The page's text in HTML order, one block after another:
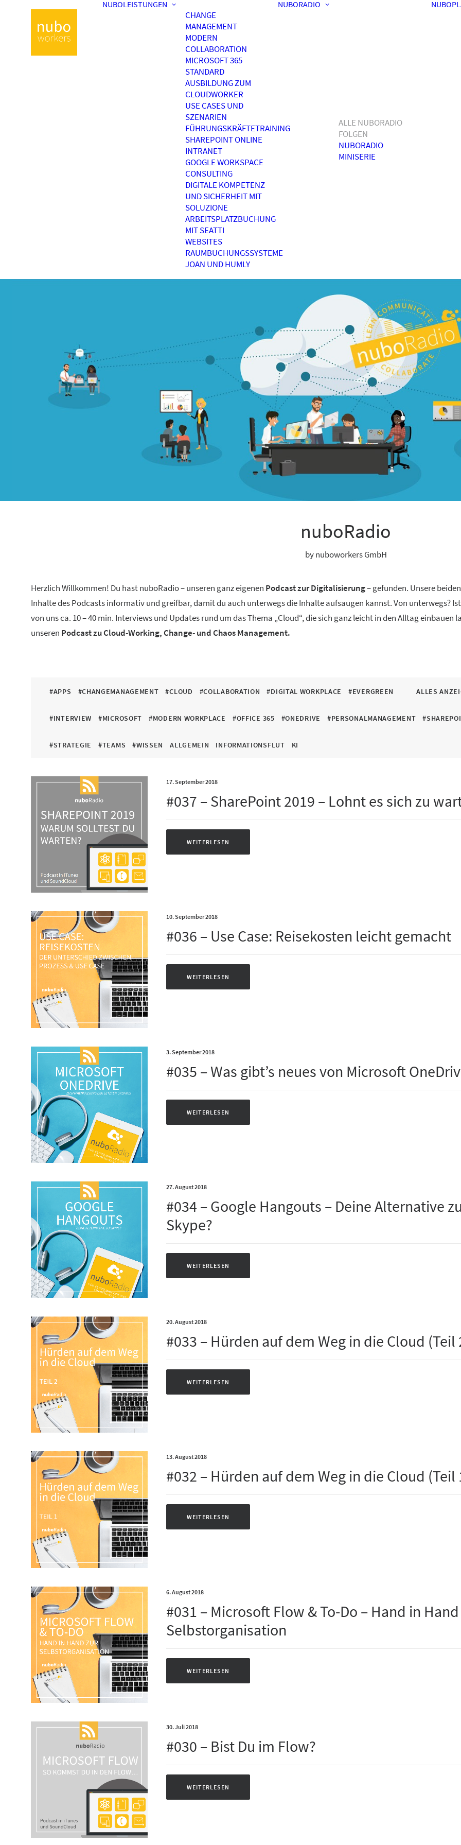
NUBOLEISTUNGEN
CHANGE
MANAGEMENT
MODERN
COLLABORATION
MICROSOFT 365
STANDARD
AUSBILDUNG ZUM
CLOUDWORKER
USE CASES UND
SZENARIEN
FÜHRUNGSKRÄFTETRAINING
SHAREPOINT ONLINE
INTRANET
GOOGLE WORKSPACE
CONSULTING
DIGITALE KOMPETENZ
UND SICHERHEIT MIT
SOLUZIONE
ARBEITSPLATZBUCHUNG
MIT SEATTI
WEBSITES
RAUMBUCHUNGSSYSTEME
JOAN UND HUMLY
NUBORADIO
ALLE NUBORADIO
FOLGEN
NUBORADIO
MINISERIE
nuboRadio
by nuboworkers GmbH
Herzlich Willkommen! Du hast nuboRadio – unseren ganz eigenen Podcast zur Digitalisierung– gefunden. Unsere
Inhalte des Podcasts informativ und greifbar, damit du auch unterwegs die Inhalte aufsaugen kannst. Von unterwegs?
von uns ca. 10 – 40 min. Interviews und Updates rund um das Thema „Cloud“, die sich ganz leicht in den Alltag einbauen
unseren Podcast zu Cloud-Working, Change- und Chaos Management.
ALLES
#APPS #CHANGEMANAGEMENT #CLOUD #COLLABORATION #DIGITAL WORKPLACE #EVERGREEN
#INTERVIEW #MICROSOFT #MODERN WORKPLACE #OFFICE 365 #ONEDRIVE #PERSONALMANAGEMENT
#STRATEGIE #TEAMS #WISSEN ALLGEMEIN INFORMATIONSFLUT KI
17. September 2018
#037 – SharePoint 2019 – Lohnt es sich zu
WEITERLESEN
10. September 2018
#036 – Use Case: Reisekosten leicht gemacht
WEITERLESEN
3. September 2018
#035 – Was gibt’s neues von Microsoft
WEITERLESEN
27. August 2018
#034 – Google Hangouts – Deine Alternative
Skype?
WEITERLESEN
20. August 2018
#033 – Hürden auf dem Weg in die Cloud (Teil
WEITERLESEN
13. August 2018
#032 – Hürden auf dem Weg in die Cloud (Teil
WEITERLESEN
6. August 2018
#031 – Microsoft Flow & To-Do – Hand in
Selbstorganisation
WEITERLESEN
30. Juli 2018
#030 – Bist Du im Flow?
WEITERLESEN